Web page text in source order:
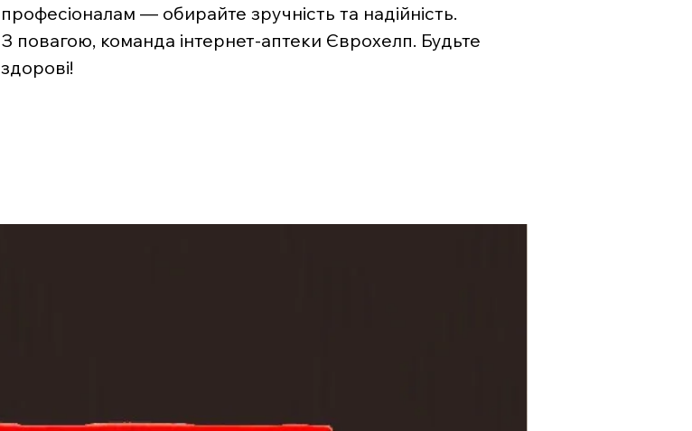
професіоналам — обирайте зручність та надійність.
З повагою, команда інтернет-аптеки Єврохелп. Будьте
здорові!